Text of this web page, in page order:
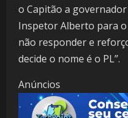
o Capitão a
Inspetor Alberto para
não responder e
decide o nome é o PL”.
Anúncios